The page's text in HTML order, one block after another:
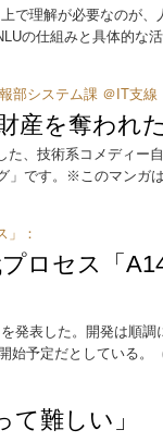
で理解が必要なのが
の仕組みと具体的な
部システム課 ＠IT支線
産を奪われ
た、技術系コメディー
」です。※このマンガ
」：
ロセス「
発表した。開発は順
始予定だとしている。
て難しい」